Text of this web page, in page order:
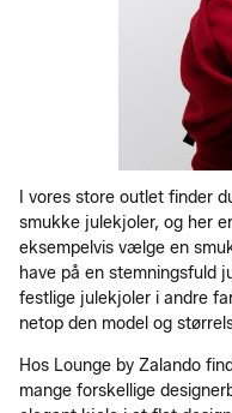
I vores store outlet finder
smukke julekjoler, og her
eksempelvis vælge en
have på en stemningsfuld
festlige julekjoler i andre
netop den model og
Hos Lounge by Zalando
mange forskellige